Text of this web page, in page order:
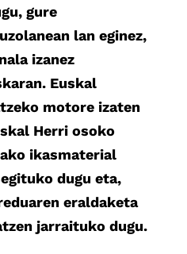
gure
lan eginez,
izanez
Euskal
motore izaten
Herri osoko
ikasmaterial
dugu eta,
eraldaketa
jarraituko dugu.